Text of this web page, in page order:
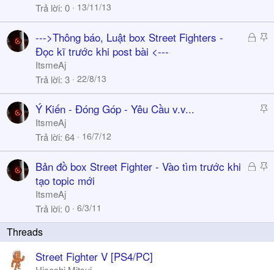
ó k
y
Trả lời 0 13/11/13
Đ
ó
S
k
y
--->Thông báo, Luật box Street Fighters -
Đọc kĩ trước khi post bài <---
ItsmeAj
Trả lời 3 22/8/13
S
c
k
Ý Kiến - Đóng Góp - Yêu Cầu v.v...
ItsmeAj
Trả lời 64 16/7/12
Đ
ó
S
k
Bản đồ box Street Fighter - Vào tìm trước khi
tạo topic mới
ItsmeAj
Trả lời 0 6/3/11
Street Fighter V [PS4/PC]